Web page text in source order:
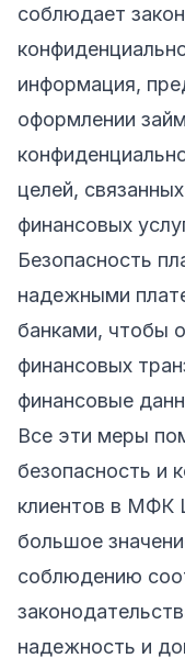
соблюдает
информация,
оформлении
целей,
финансовых
Безопасность
надежными
банками, чтобы
финансовых
финансовые
Все эти меры
безопасность и
клиентов в МФК
большое
соблюдению
надежность и